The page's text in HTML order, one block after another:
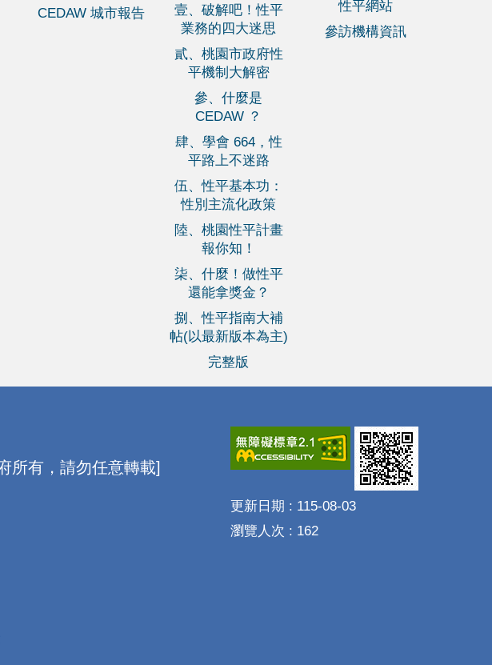
CEDAW 城市報告
壹、破解吧！性平
業務的四大迷思
貳、桃園市政府性
平機制大解密
參、什麼是
CEDAW ？
肆、學會 664，性
平路上不迷路
伍、性平基本功：
性別主流化政策
陸、桃園性平計畫
報你知！
柒、什麼！做性平
還能拿獎金？
捌、性平指南大補
帖(以最新版本為主)
完整版
性平網站
參訪機構資訊
所有，請勿任意轉載]
更新日期
115-08-03
瀏覽人次
162